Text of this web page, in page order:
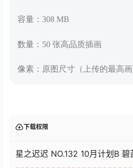
容量：308 MB
数量：50 张高品质插画
像素：原图尺寸（上传的最高画
下载权限
星之迟迟 NO.132 10月计划B 碧